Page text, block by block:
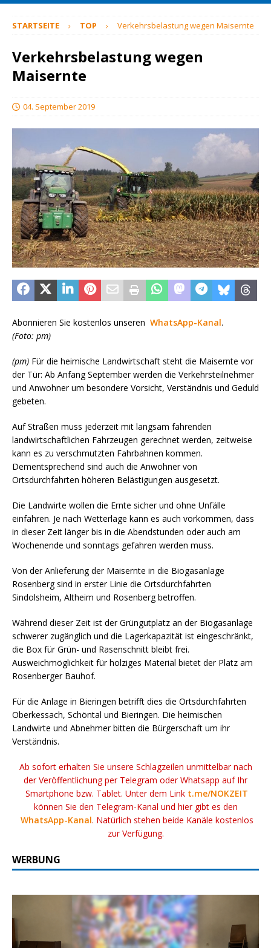
STARTSEITE TOP Verkehrsbelastung wegen Maisernte
Verkehrsbelastung wegen
Maisernte
04. September 2019
Abonnieren Sie kostenlos unseren WhatsApp-Kanal.
(Foto: pm)
(pm) Für die heimische Landwirtschaft steht die Maisernte vor
der Tür: Ab Anfang September werden die Verkehrsteilnehmer
und Anwohner um besondere Vorsicht, Verständnis und Geduld
gebeten.
Auf Straßen muss jederzeit mit langsam fahrenden
landwirtschaftlichen Fahrzeugen gerechnet werden, zeitweise
kann es zu verschmutzten Fahrbahnen kommen.
Dementsprechend sind auch die Anwohner von
Ortsdurchfahrten höheren Belästigungen ausgesetzt.
Die Landwirte wollen die Ernte sicher und ohne Unfälle
einfahren. Je nach Wetterlage kann es auch vorkommen, dass
in dieser Zeit länger bis in die Abendstunden oder auch am
Wochenende und sonntags gefahren werden muss.
Von der Anlieferung der Maisernte in die Biogasanlage
Rosenberg sind in erster Linie die Ortsdurchfahrten
Sindolsheim, Altheim und Rosenberg betroffen.
Während dieser Zeit ist der Grüngutplatz an der Biogasanlage
schwerer zugänglich und die Lagerkapazität ist eingeschränkt,
die Box für Grün- und Rasenschnitt bleibt frei.
Ausweichmöglichkeit für holziges Material bietet der Platz am
Rosenberger Bauhof.
Für die Anlage in Bieringen betrifft dies die Ortsdurchfahrten
Oberkessach, Schöntal und Bieringen. Die heimischen
Landwirte und Abnehmer bitten die Bürgerschaft um ihr
Verständnis.
Ab sofort erhalten Sie unsere Schlagzeilen unmittelbar nach
der Veröffentlichung per Telegram oder Whatsapp auf Ihr
Smartphone bzw. Tablet. Unter dem Link t.me/NOKZEIT
können Sie den Telegram-Kanal und hier gibt es den
WhatsApp-Kanal. Natürlich stehen beide Kanäle kostenlos
zur Verfügung.
WERBUNG